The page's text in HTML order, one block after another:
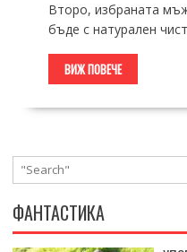
Второ, избраната
бъде с натурален
ВИЖ ПОВЕЧЕ
ФАНТАСТИКА